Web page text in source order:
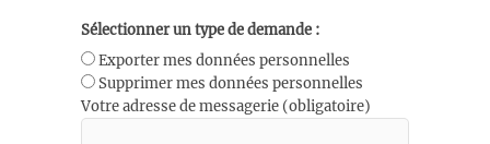
Sélectionner un type de demande :
Exporter mes données personnelles
Supprimer mes données personnelles
Votre adresse de messagerie (obligatoire)